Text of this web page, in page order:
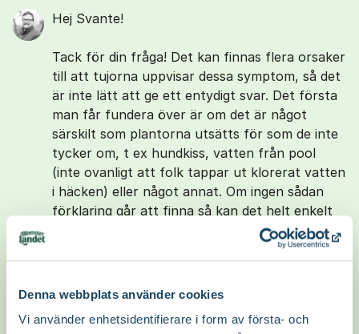
Denna webbplats använder cookies
Vi använder enhetsidentifierare i form av första- och
Hej Svante!
Tack för din fråga! Det kan finnas flera orsaker
till att tujorna uppvisar dessa symptom, så det
är inte lätt att ge ett entydigt svar. Det första
man får fundera över är om det är något
särskilt som plantorna utsätts för som de inte
tycker om, t ex hundkiss, vatten från pool
(inte ovanligt att folk tappar ut klorerat vatten
i häcken) eller något annat. Om ingen sådan
förklaring går att finna så kan det helt enkelt
vara skador från den gångna vintern. Tujor
drabbas ofta av s.k. frysbränna under
fruset i marken, och om några plantor redan
sedan tidigare på säsongen varit lite sämre så
blir de såklart känsligare. Att inte alla plantor